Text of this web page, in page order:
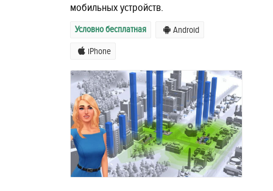
мобильных устройств.
Условно бесплатная Android
iPhone